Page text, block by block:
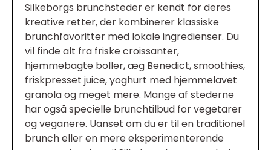
Silkeborgs brunchsteder er kendt for deres
kreative retter, der kombinerer klassiske
brunchfavoritter med lokale ingredienser. Du
vil finde alt fra friske croissanter,
hjemmebagte boller, æg Benedict, smoothies,
friskpresset juice, yoghurt med hjemmelavet
granola og meget mere. Mange af stederne
har også specielle brunchtilbud for vegetarer
og veganere. Uanset om du er til en traditionel
brunch eller en mere eksperimenterende